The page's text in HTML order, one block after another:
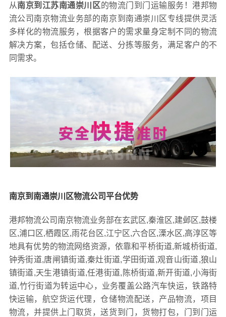
从南京到江苏南通崇川区的物流门到门运输服务！港邦物
流公司南京物流业务部的南京到南通崇川区专线提供灵活
多样化的物流服务，根据客户的需求量身定制不同的物流
解决方案，包括仓储、配送、分拣等服务，满足客户的不
同需求。
南京到南通崇川区物流公司平台优势
港邦物流公司南京物流业务部在玄武区,秦淮区,建邺区,鼓楼
区,浦口区,栖霞区,雨花台区,江宁区,六合区,溧水区,高淳区等
地具有优势的物流网络资源，依靠和平桥街道,新城桥街道,
钟秀街道,唐闸镇街道,秦灶街道,学田街道,观音山街道,狼山
镇街道,天生港镇街道,任港街道,陈桥街道,新开街道,小海街
道,竹行街道为转运中心，业务覆盖公路汽车快运，铁路特
快运输，航空货运代理，仓储物流配送，产品物流，项目
物流，并提供上门取货，送货到门，货物打包，门到门运